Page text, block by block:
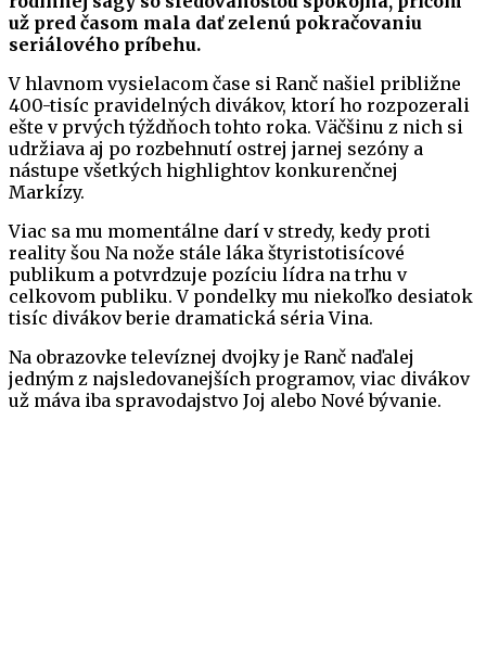
už pred časom mala dať zelenú pokračovaniu
seriálového príbehu.
V hlavnom vysielacom čase si Ranč našiel približne
400-tisíc pravidelných divákov, ktorí ho rozpozerali
ešte v prvých týždňoch tohto roka. Väčšinu z nich si
udržiava aj po rozbehnutí ostrej jarnej sezóny a
nástupe všetkých highlightov konkurenčnej
Markízy.
Viac sa mu momentálne darí v stredy, kedy proti
reality šou Na nože stále láka štyristotisícové
publikum a potvrdzuje pozíciu lídra na trhu v
celkovom publiku. V pondelky mu niekoľko desiatok
tisíc divákov berie dramatická séria Vina.
Na obrazovke televíznej dvojky je Ranč naďalej
jedným z najsledovanejších programov, viac divákov
už máva iba spravodajstvo Joj alebo Nové bývanie.